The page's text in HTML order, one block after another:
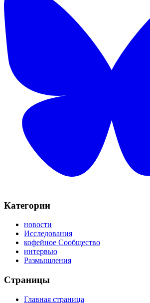
Категории
новости
Исследования
кофейное Сообщество
интервью
Размышления
Страницы
Главная страница